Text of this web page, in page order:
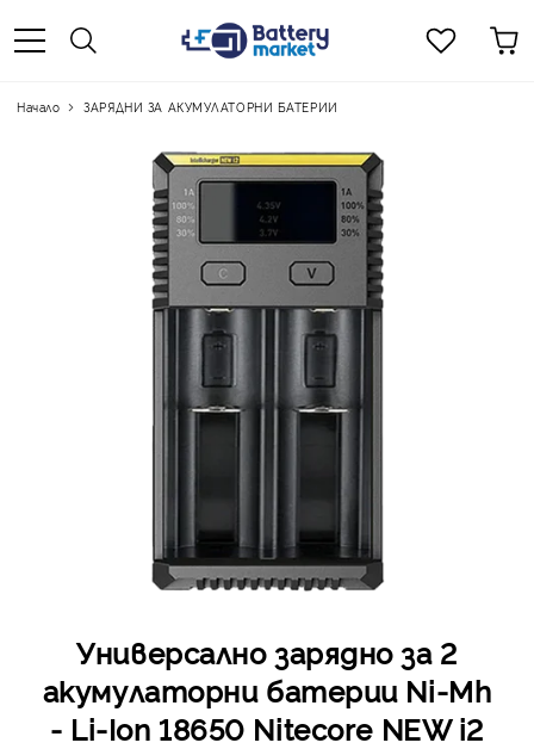
Начало ЗАРЯДНИ ЗА АКУМУЛАТОРНИ БАТЕРИИ
Универсално зарядно за 2
акумулаторни батерии Ni-Mh
- Li-Ion 18650 Nitecore NEW i2